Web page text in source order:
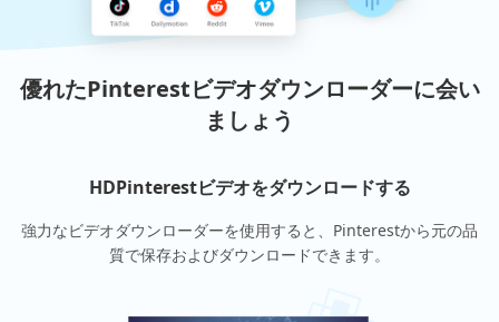
優れたPinterestビデオダウンローダーに会い
ましょう
HDPinterestビデオをダウンロードする
強力なビデオダウンローダーを使用すると、Pinterestから元の品
質で保存およびダウンロードできます。